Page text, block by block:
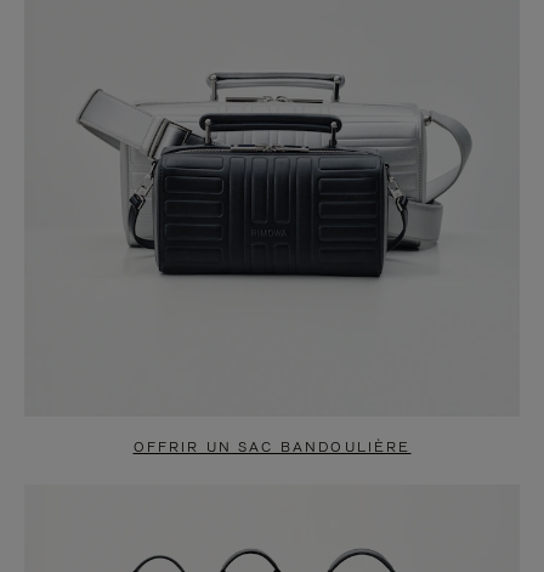
OFFRIR UN SAC BANDOULIÈRE